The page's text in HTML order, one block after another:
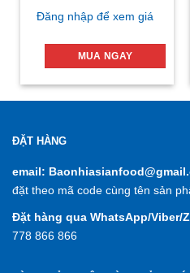
Đăng nhập để xem giá
MUA NGAY
ĐẶT HÀNG
email:
đặt theo mã code cùng tên sản
Đặt hàng qua WhatsApp/Viber/
778 866 866